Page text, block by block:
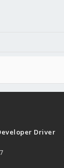
Driver